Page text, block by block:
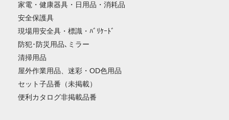
家電・健康器具・日用品・消耗品
安全保護具
現場用安全具・標識・ﾊﾞﾘｹｰﾄﾞ
防犯･防災用品､ミラー
清掃用品
屋外作業用品、迷彩・OD色用品
セット子品番（未掲載）
便利カタログ非掲載品番